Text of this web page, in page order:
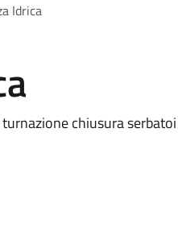
Idrica
chiusura